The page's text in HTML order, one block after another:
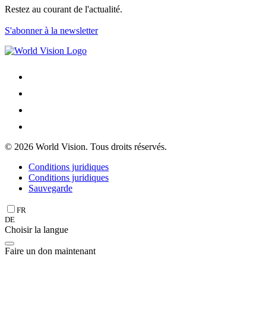
Restez au courant de l'actualité.
S'abonner à la newsletter
© 2026 World Vision. Tous droits réservés.
Conditions juridiques
Conditions juridiques
Sauvegarde
FR
DE
Choisir la langue
Faire un don maintenant